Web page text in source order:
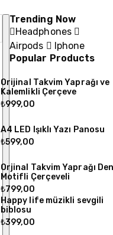
Trending Now
Headphones
Airpods
Iphone
Popular Products
Orijinal Takvim Yaprağı ve
Kalemlikli Çerçeve
₺999,00
A4 LED Işıklı Yazı Panosu
₺599,00
Orjinal Takvim Yaprağı
Motifli Çerçeveli
₺799,00
Happy life müzikli sevgili
biblosu
₺399,00